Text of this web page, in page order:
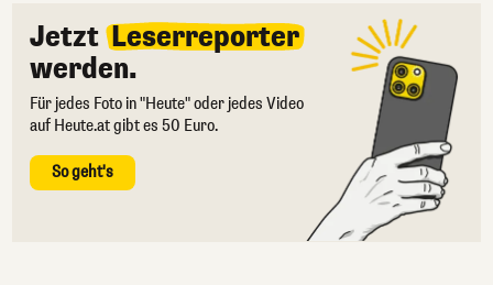
Jetzt Leserreporter
werden.
Für jedes Foto in "Heute" oder jedes Video
auf Heute.at gibt es 50 Euro.
So geht's